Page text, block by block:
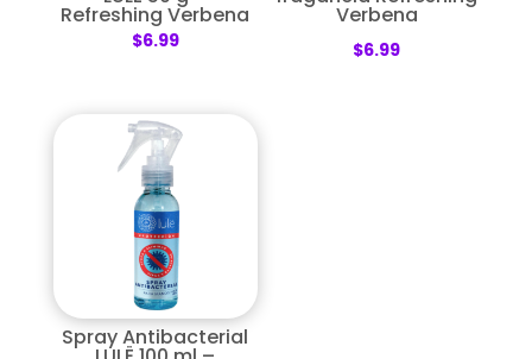
Refreshing Verbena
$6.99
Verbena
$6.99
Spray Antibacterial